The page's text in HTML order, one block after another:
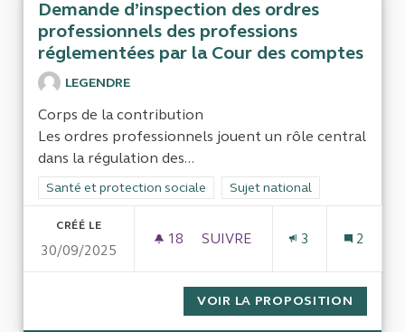
Demande d’inspection des ordres
professionnels des professions
réglementées par la Cour des comptes
LEGENDRE
Corps de la contribution
Les ordres professionnels jouent un rôle central
dans la régulation des...
Filtrer les résultats de la catégorie : Santé et protection
Santé et protection sociale Filtrer les résultats pour le
Sujet national
CRÉÉ LE
30/09/2025
18 18 ABONNÉS
SUIVRE
3 2
VOIR LA PROPOSITION